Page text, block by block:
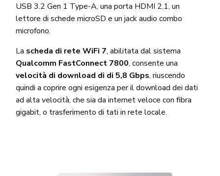
USB 3.2 Gen 1 Type-A, una porta HDMI 2.1, un
lettore di schede microSD e un jack audio combo
microfono.
La scheda di rete WiFi 7, abilitata dal sistema
Qualcomm FastConnect 7800, consente una
velocità di download di di 5,8 Gbps, riuscendo
quindi a coprire ogni esigenza per il download dei dati
ad alta velocità, che sia da internet veloce con fibra
gigabit, o trasferimento di tati in rete locale.